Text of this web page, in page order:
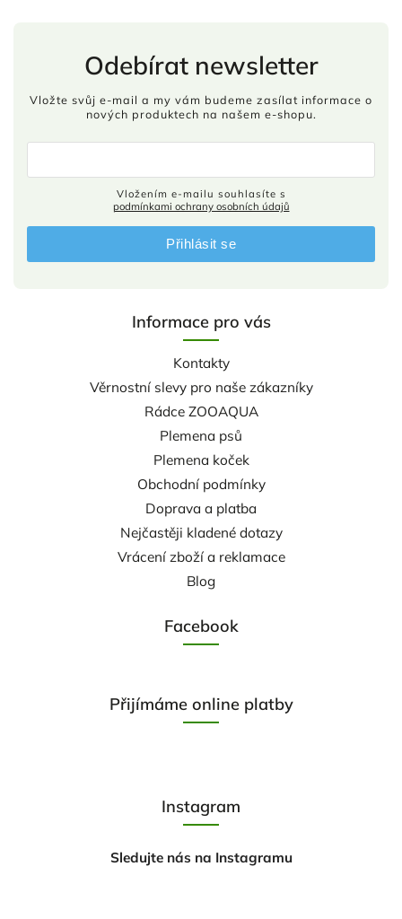
Informace pro vás
Kontakty
Věrnostní slevy pro naše zákazníky
Rádce ZOOAQUA
Plemena psů
Plemena koček
Obchodní podmínky
Doprava a platba
Nejčastěji kladené dotazy
Vrácení zboží a reklamace
Blog
Facebook
Odebírat newsletter
Vložte svůj e-mail a my vám budeme zasílat informace o
nových produktech na našem e-shopu.
podmínkami ochrany osobních údajů
Přihlásit se
Přijímáme online platby
Instagram
Sledujte nás na Instagramu